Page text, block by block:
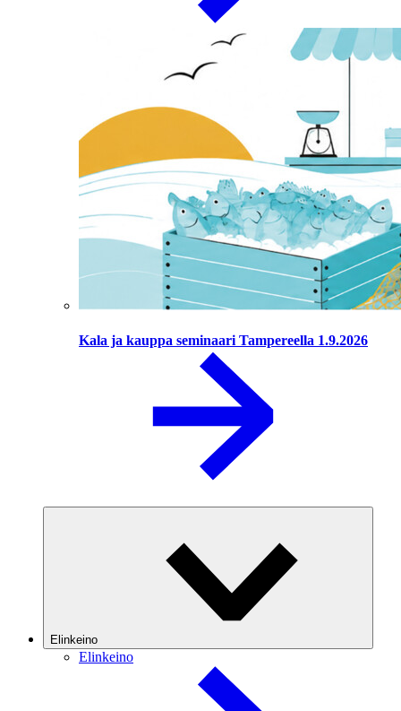
Kala ja kauppa seminaari Tampereella 1.9.2026
Elinkeino
Elinkeino